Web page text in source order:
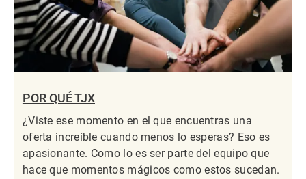
POR QUÉ TJX
¿Viste ese momento en el que encuentras una
oferta increíble cuando menos lo esperas? Eso es
apasionante. Como lo es ser parte del equipo que
hace que momentos mágicos como estos sucedan.